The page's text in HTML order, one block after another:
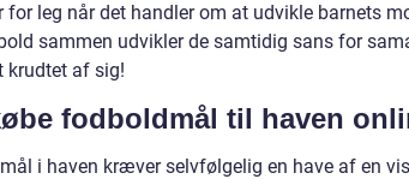
for leg når det handler om at udvikle barnets
sammen udvikler de samtidig sans for
krudtet af sig!
fodboldmål til haven
i haven kræver selvfølgelig en have af en